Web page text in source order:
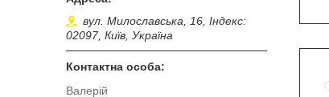
вул. Милославська, 16, Індекс:
02097, Київ, Україна
Валерій